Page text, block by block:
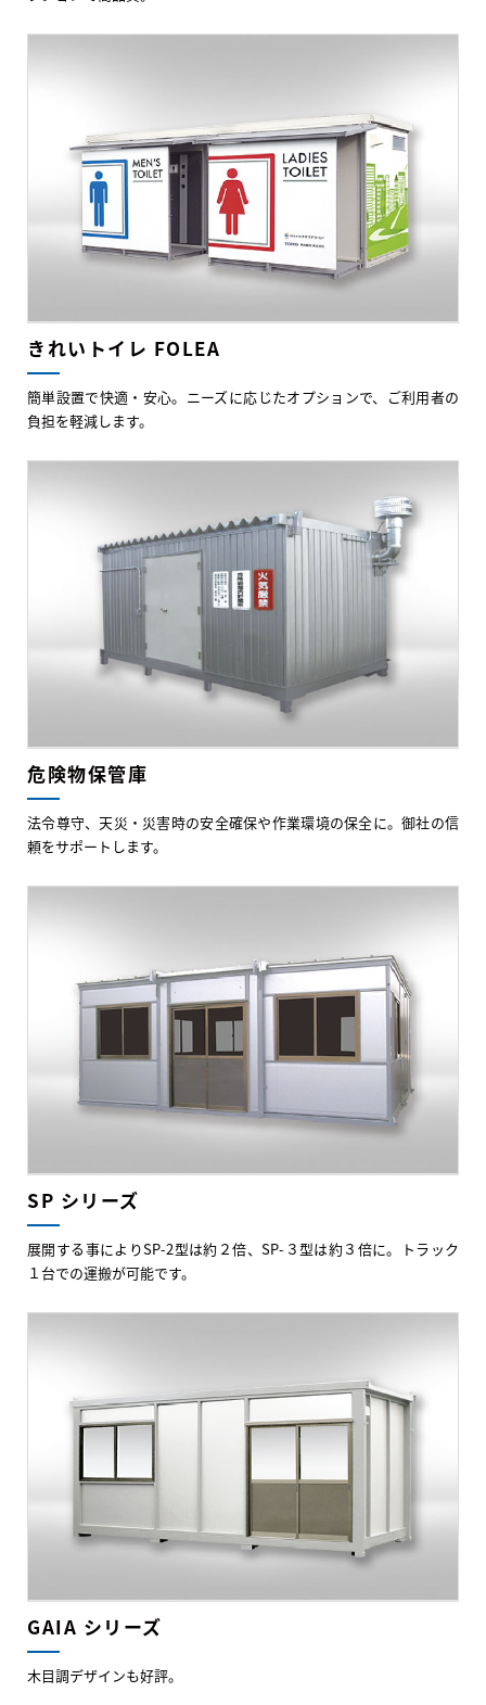
きれいトイレ FOLEA
簡単設置で快適・安心。ニーズに応じたオプションで、ご利用者の
負担を軽減します。
危険物保管庫
法令尊守、天災・災害時の安全確保や作業環境の保全に。御社の信
頼をサポートします。
SP シリーズ
展開する事によりSP-2型は約２倍、SP-３型は約３倍に。トラック
１台での運搬が可能です。
GAIA シリーズ
木目調デザインも好評。